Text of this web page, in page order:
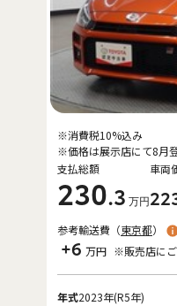
支払総額
230.3 万円
車両
※消費税10%込み
※価格は展示店にて8月
参考輸送費（東京都）
+6 万円 ※販売店に
年式2023年(R5年)